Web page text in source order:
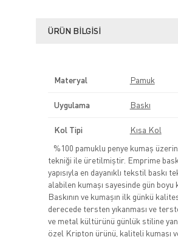
ÜRÜN BILGISI
Materyal Pamuk
Uygulama Baskı
Kol Tipi
Kısa Kol
%100 pamuklu penye kumaş
tekniği ile üretilmiştir. Emprime
yapısıyla en dayanıklı tekstil baskı
alabilen kumaşı sayesinde gün
Baskının ve kumaşın ilk günkü
derecede tersten yıkanması ve
ve metal kültürünü günlük stiline
özel Kripton ürünü, kaliteli kumaşı